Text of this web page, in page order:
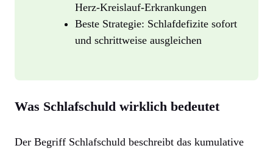
Herz-Kreislauf-Erkrankungen
Beste Strategie: Schlafdefizite sofort
und schrittweise ausgleichen
Was Schlafschuld wirklich bedeutet
Der Begriff Schlafschuld beschreibt das kumulative